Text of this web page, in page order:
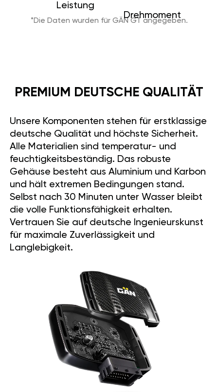
Leistung
Drehmoment
*Die Daten wurden für GÄN GT angegeben.
PREMIUM DEUTSCHE QUALITÄT
Unsere Komponenten stehen für erstklassige
deutsche Qualität und höchste Sicherheit.
Alle Materialien sind temperatur- und
feuchtigkeitsbeständig. Das robuste
Gehäuse besteht aus Aluminium und Karbon
und hält extremen Bedingungen stand.
Selbst nach 30 Minuten unter Wasser bleibt
die volle Funktionsfähigkeit erhalten.
Vertrauen Sie auf deutsche Ingenieurskunst
für maximale Zuverlässigkeit und
Langlebigkeit.